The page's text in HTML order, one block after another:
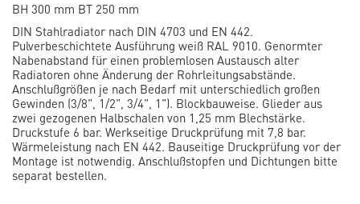
BH 300 mm BT 250 mm
DIN Stahlradiator nach DIN 4703 und EN 442.
Pulverbeschichtete Ausführung weiß RAL 9010. Genormter
Nabenabstand für einen problemlosen Austausch alter
Radiatoren ohne Änderung der Rohrleitungsabstände.
Anschlußgrößen je nach Bedarf mit unterschiedlich großen
Gewinden (3/8", 1/2", 3/4", 1"). Blockbauweise. Glieder aus
zwei gezogenen Halbschalen von 1,25 mm Blechstärke.
Druckstufe 6 bar. Werkseitige Druckprüfung mit 7,8 bar.
Wärmeleistung nach EN 442. Bauseitige Druckprüfung vor der
Montage ist notwendig. Anschlußstopfen und Dichtungen bitte
separat bestellen.